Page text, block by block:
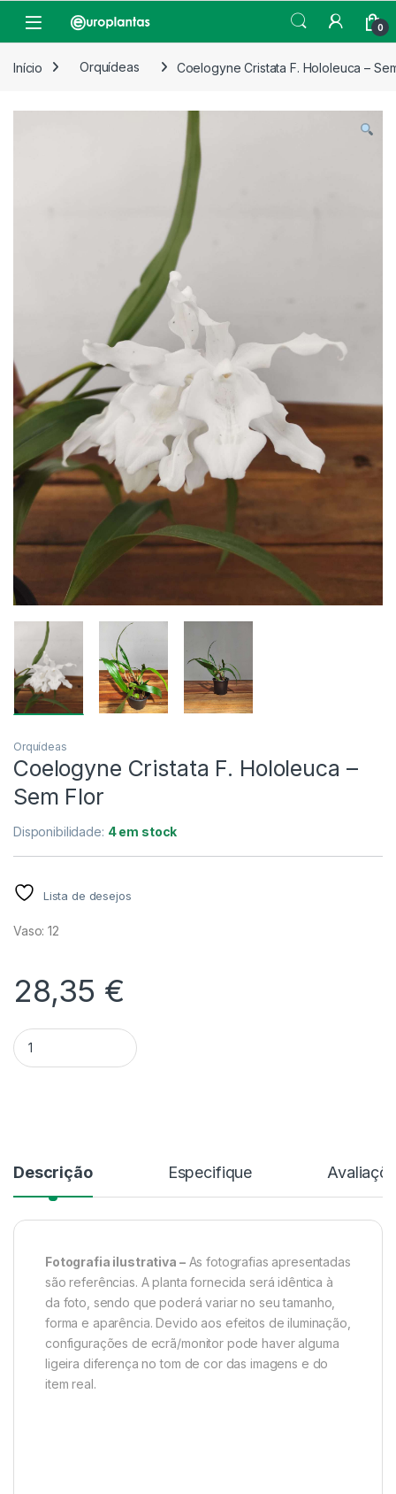
Open 0
Início Orquídeas Coelogyne Cristata F. Hololeuca –
Orquídeas
Coelogyne Cristata F. Hololeuca –
Sem Flor
Disponibilidade: 4 em stock
Lista de desejos
Vaso: 12
28,35 €
Quantidade Coelogyne Cristata F. Hololeuca - Sem Flor
Descrição Especifique
Fotografia ilustrativa –As fotografias apresentadas
são referências. A planta fornecida será idêntica à
da foto, sendo que poderá variar no seu tamanho,
forma e aparência. Devido aos efeitos de iluminação,
configurações de ecrã/monitor pode haver alguma
ligeira diferença no tom de cor das imagens e do
item real.